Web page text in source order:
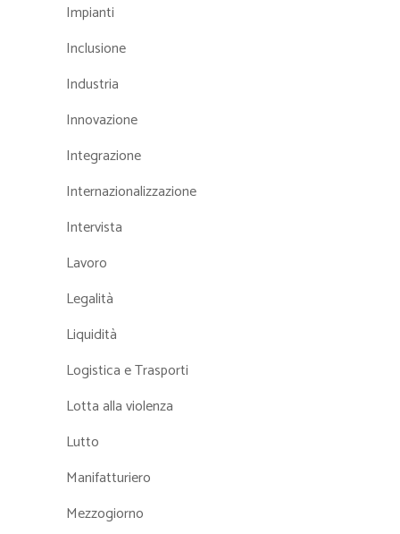
Impianti
Inclusione
Industria
Innovazione
Integrazione
Internazionalizzazione
Intervista
Lavoro
Legalità
Liquidità
Logistica e Trasporti
Lotta alla violenza
Lutto
Manifatturiero
Mezzogiorno